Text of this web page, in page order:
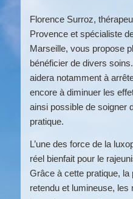
Florence Surroz,
Provence et spécialiste
Marseille, vous propose
bénéficier de divers
aidera notamment à
encore à diminuer les
ainsi possible de soigner
pratique.
L’une des force de la
réel bienfait pour le
Grâce à cette pratique,
retendu et lumineuse,